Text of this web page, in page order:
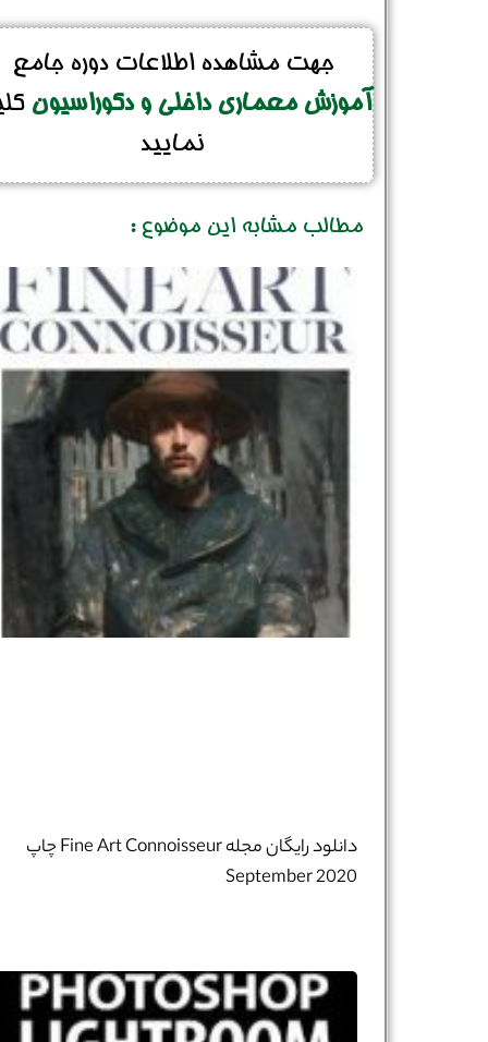
جهت مشاهده اطلاعات دوره جامع
آموزش معماری داخلی و دکوراسیون
نمایید
مطالب مشابه این موضوع :
دانلود رایگان مجله Fine Art Connoisseur چاپ
September 2020